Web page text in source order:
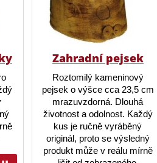
Zahradní pejsek
Roztomilý kameninový
pejsek o výšce cca 23,5 cm
mrazuvzdorná. Dlouhá
životnost a odolnost. Každý
kus je ručně vyráběný
originál, proto se výsledný
produkt může v reálu mírně